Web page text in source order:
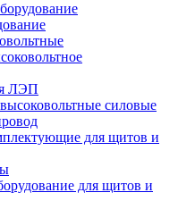
ЛЭП
силовые
для щитов и
для щитов и